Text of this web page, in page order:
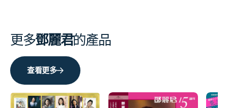
壓
碟)
的
數
量
更多鄧麗君的產品
查看更多